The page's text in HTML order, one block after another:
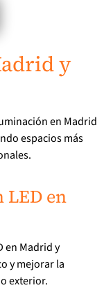
y
en Madrid
espacios más
en
en Madrid y
y mejorar la
exterior.